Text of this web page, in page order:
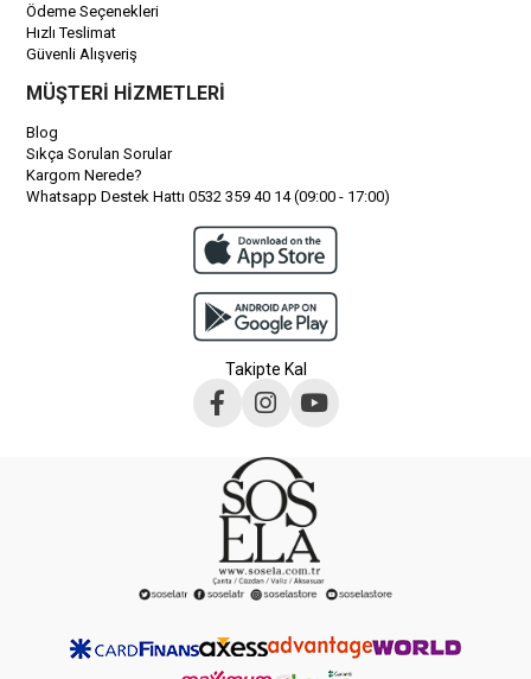
Ödeme Seçenekleri
Hızlı Teslimat
Güvenli Alışveriş
MÜŞTERİ HİZMETLERİ
Blog
Sıkça Sorulan Sorular
Kargom Nerede?
Whatsapp Destek Hattı 0532 359 40 14 (09:00 - 17:00)
Takipte Kal